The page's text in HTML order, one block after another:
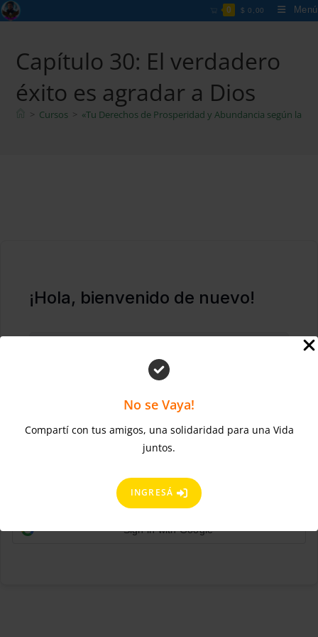
No se Vaya!
Compartí con tus amigos, una solidaridad para una Vida
juntos.
INGRESÁ
Ir
al
0 $ 0,00 Menú
Capítulo 30: El verdadero
éxito es agradar a Dios
> Cursos > «Tu Derechos de Prosperidad y Abundancia según la
¡Hola, bienvenido de nuevo!
Mantenerme conectado ¿Olvidaste la contraseña?
ACCEDER
¿No tienes una cuenta? Regístrate ahora
Sign in with Google